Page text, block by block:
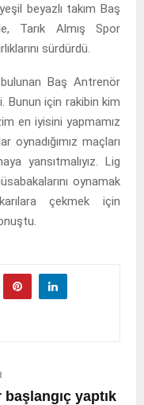
beyazlı takım Baş
Tarık Almış Spor
sürdürdü.
Baş Antrenör
Bunun için rakibin kim
en iyisini yapmamız
oynadığımız maçları
yansıtmalıyız. Lig
oynamak
çekmek için
yaptık